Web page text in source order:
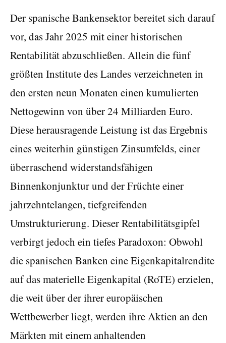
Der spanische Bankensektor bereitet sich darauf
vor, das Jahr 2025 mit einer historischen
Rentabilität abzuschließen. Allein die fünf
größten Institute des Landes verzeichneten in
den ersten neun Monaten einen kumulierten
Nettogewinn von über 24 Milliarden Euro.
Diese herausragende Leistung ist das Ergebnis
eines weiterhin günstigen Zinsumfelds, einer
überraschend widerstandsfähigen
Binnenkonjunktur und der Früchte einer
jahrzehntelangen, tiefgreifenden
Umstrukturierung. Dieser Rentabilitätsgipfel
verbirgt jedoch ein tiefes Paradoxon: Obwohl
die spanischen Banken eine Eigenkapitalrendite
auf das materielle Eigenkapital (RoTE) erzielen,
die weit über der ihrer europäischen
Wettbewerber liegt, werden ihre Aktien an den
Märkten mit einem anhaltenden